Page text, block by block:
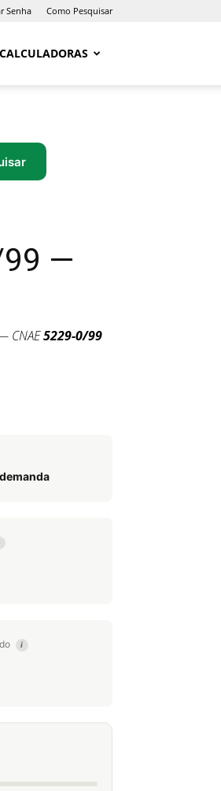
Senha Como Pesquisar
CALCULADORAS
99 —
CNAE5229-0/99
i